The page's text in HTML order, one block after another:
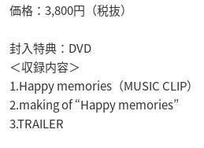
価格：3,800円（税抜）
封入特典：DVD
＜収録内容＞
1.Happy memories（MUSIC CLIP）
2.making of “Happy memories”
3.TRAILER